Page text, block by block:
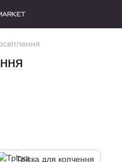
Тріска для копчення